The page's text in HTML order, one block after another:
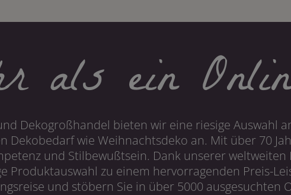
als ein
Dekogroßhandel bieten wir eine riesige Auswahl
Dekobedarf wie Weihnachtsdeko an. Mit über 70
und Stilbewußtsein. Dank unserer
Produktauswahl zu einem hervorragenden Preis-
und stöbern Sie in über 5000 ausgesuchten